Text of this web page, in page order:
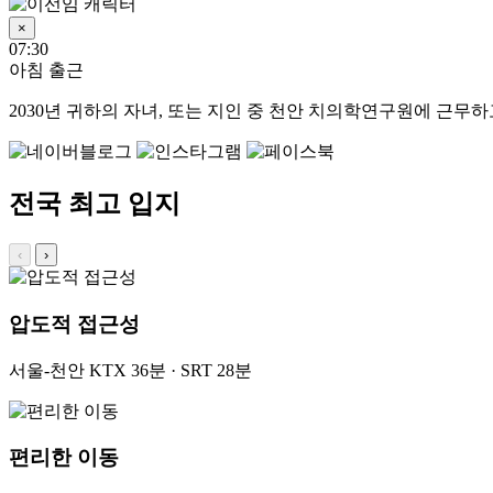
×
07:30
아침 출근
2030년 귀하의 자녀, 또는 지인 중 천안 치의학연구원에 근무
전국 최고 입지
‹ ›
압도적 접근성
서울-천안 KTX 36분 · SRT 28분
편리한 이동